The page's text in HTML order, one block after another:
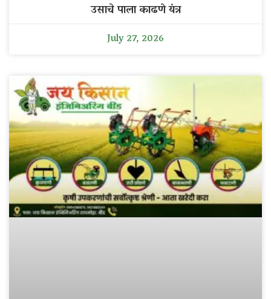
उसाचे पाला काढणे यंत्र
July 27, 2026